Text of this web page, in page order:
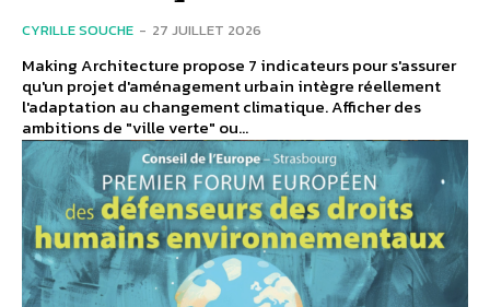
CYRILLE SOUCHE - 27 JUILLET 2026
Making Architecture propose 7 indicateurs pour s'assurer
qu'un projet d'aménagement urbain intègre réellement
l'adaptation au changement climatique. Afficher des
ambitions de "ville verte" ou...